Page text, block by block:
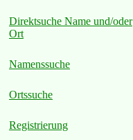
Direktsuche Name und/oder
Ort
Namenssuche
Ortssuche
Registrierung